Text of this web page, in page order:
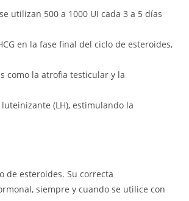
utilizan 500 a 1000 UI cada 3 a 5 días
en la fase final del ciclo de esteroides,
como la atrofia testicular y la
(LH), estimulando la
de esteroides. Su correcta
siempre y cuando se utilice con